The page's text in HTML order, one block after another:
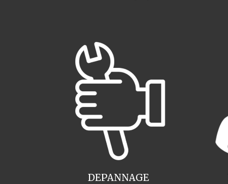
DEPANNAGE